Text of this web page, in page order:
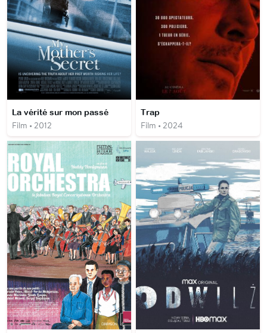
La vérité sur mon passé
Film • 2012
Trap
Film • 2024